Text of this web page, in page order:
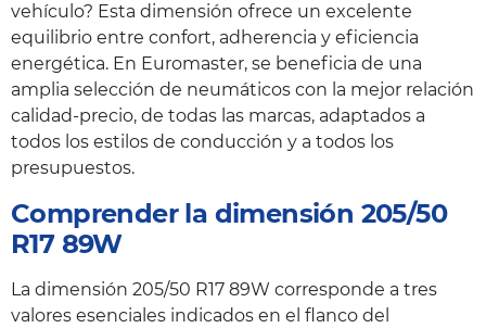
vehículo? Esta dimensión ofrece un excelente
equilibrio entre confort, adherencia y eficiencia
energética. En Euromaster, se beneficia de una
amplia selección de neumáticos con la mejor relación
calidad-precio, de todas las marcas, adaptados a
todos los estilos de conducción y a todos los
presupuestos.
Comprender la dimensión 205/50
R17 89W
La dimensión 205/50 R17 89W corresponde a tres
valores esenciales indicados en el flanco del